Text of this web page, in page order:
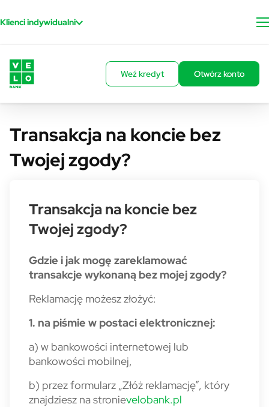
Klienci indywidualni
Weź kredyt Otwórz konto
Transakcja na koncie bez
Twojej zgody?
Transakcja na koncie bez
Twojej zgody?
Gdzie i jak mogę zareklamować
transakcje wykonaną bez mojej zgody?
Reklamację możesz złożyć:
1. na piśmie w postaci elektronicznej:
a) w bankowości internetowej lub
bankowości mobilnej,
b) przez formularz „Złóż reklamację”, który
znajdziesz na stronievelobank.pl